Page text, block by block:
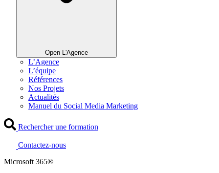
Open L'Agence
L’Agence
L’équipe
Références
Nos Projets
Actualités
Manuel du Social Media Marketing
Rechercher une formation
Contactez-nous
Microsoft 365®